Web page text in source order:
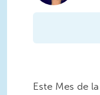
Este Mes de